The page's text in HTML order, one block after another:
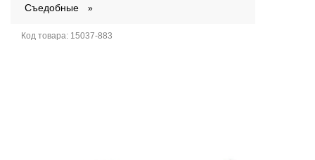
Съедобные
Код товара: 15037-883